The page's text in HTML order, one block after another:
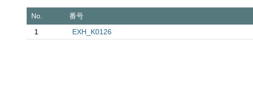
No. 番号
1
EXH_K0126